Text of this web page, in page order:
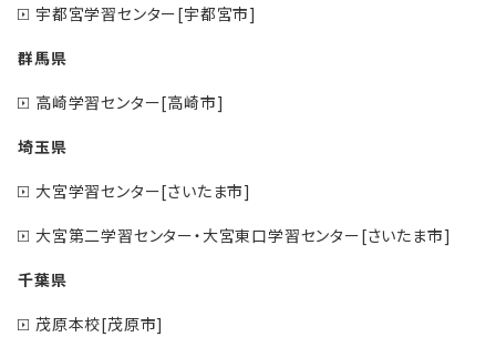
宇都宮学習センター[宇都宮市]
群馬県
高崎学習センター[高崎市]
埼玉県
大宮学習センター[さいたま市]
大宮第二学習センター・大宮東口学習センター[さいたま市]
千葉県
茂原本校[茂原市]